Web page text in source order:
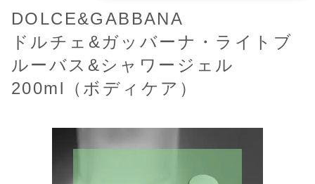
DOLCE&GABBANA
ドルチェ&ガッバーナ・ライトブ
ルーバス&シャワージェル
200ml（ボディケア）